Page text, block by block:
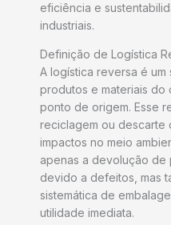
eficiência e
industriais.
Definição de Logística
A logística reversa é
produtos e materiais do
ponto de origem. Esse
reciclagem ou descarte
impactos no meio
apenas a devolução de
devido a defeitos, mas
sistemática de
utilidade imediata.